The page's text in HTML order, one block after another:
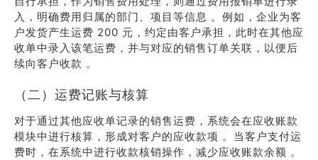
入，明确费用归属的部门、项目等信息 。例如，企业为客
户发货产生运费 200 元，约定由客户承担，此时在其他应
收单中录入该笔运费，并与对应的销售订单关联，以便后
续向客户收款 。
（二）运费记账与核算
对于通过其他应收单记录的销售运费，系统会在应收账款
模块中进行核算，形成对客户的应收款项 。当客户支付运
费时，在系统中进行收款核销操作，减少应收账款余额 。